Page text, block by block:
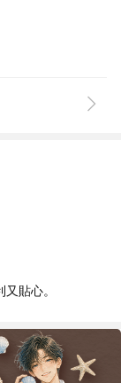
貼心。